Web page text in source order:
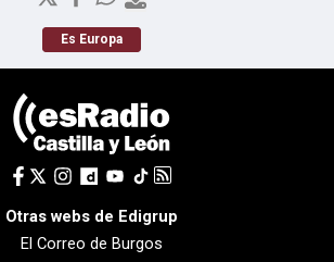
Es Europa
Otras webs de Edigrup
El Correo de Burgos